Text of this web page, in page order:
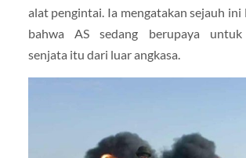
alat pengintai. Ia mengatakan sejauh
bahwa AS sedang berupaya untuk
senjata itu dari luar angkasa.